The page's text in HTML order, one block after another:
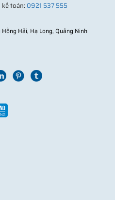
toán: 0921 537 555
Hải, Hạ Long, Quảng Ninh